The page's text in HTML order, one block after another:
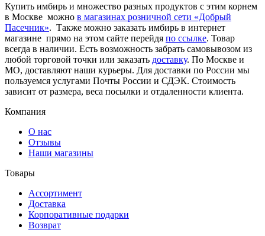
Купить имбирь и множество разных продуктов с этим корнем
в Москве можно в магазинах розничной сети «Добрый
Пасечник». Также можно заказать имбирь в интернет
магазине прямо на этом сайте перейдя по ссылке. Товар
всегда в наличии. Есть возможность забрать самовывозом из
любой торговой точки или заказать доставку. По Москве и
МО, доставляют наши курьеры. Для доставки по России мы
пользуемся услугами Почты России и СДЭК. Стоимость
зависит от размера, веса посылки и отдаленности клиента.
Компания
О нас
Отзывы
Наши магазины
Товары
Ассортимент
Доставка
Корпоративные подарки
Возврат